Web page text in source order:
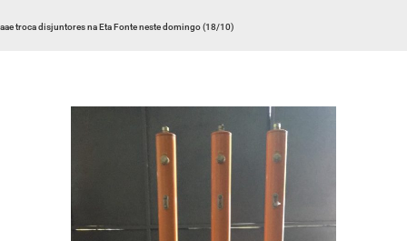
troca disjuntores na Eta Fonte neste domingo (18/10)